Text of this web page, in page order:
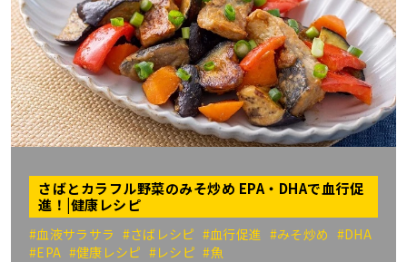
さばとカラフル野菜のみそ炒め EPA・DHAで血行促
進！|健康レシピ
#血液サラサラ #さばレシピ #血行促進 #みそ炒め #DHA
#EPA #健康レシピ #レシピ#魚